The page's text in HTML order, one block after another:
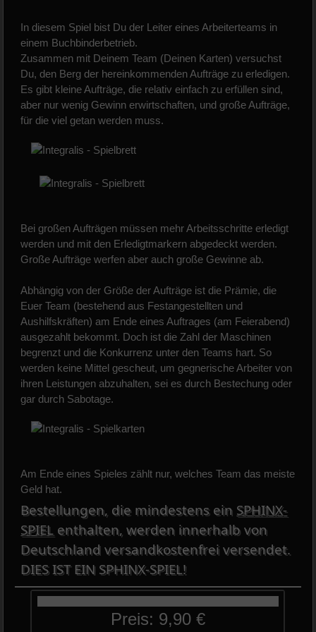
In diesem Spiel bist Du der Leiter eines Arbeiterteams in
einem Buchbinderbetrieb.
Zusammen mit Deinem Team (Deinen Karten) versuchst
Du, den Berg der hereinkommenden Aufträge zu erledigen.
Es gibt kleine Aufträge, die relativ einfach zu erfüllen sind,
aber nur wenig Gewinn erwirtschaften, und große Aufträge,
für die viel getan werden muss.
Bei großen Aufträgen müssen mehr Arbeitsschritte erledigt
werden und mit den Erledigtmarkern abgedeckt werden.
Große Aufträge werfen aber auch große Gewinne ab.
Abhängig von der Größe der Aufträge ist die Prämie, die
Euer Team (bestehend aus Festangestellten und
Aushilfskräften) am Ende eines Auftrages (am Feierabend)
ausgezahlt bekommt. Doch ist die Zahl der Maschinen
begrenzt und die Konkurrenz unter den Teams hart. So
werden keine Mittel gescheut, um gegnerische Arbeiter von
ihren Leistungen abzuhalten, sei es durch Bestechung oder
gar durch Sabotage.
Am Ende eines Spieles zählt nur, welches Team das meiste
Geld hat.
Bestellungen, die mindestens ein SPHINX-
SPIEL enthalten, werden innerhalb von
Deutschland versandkostenfrei versendet.
DIES IST EIN SPHINX-SPIEL!
Preis: 9,90 €